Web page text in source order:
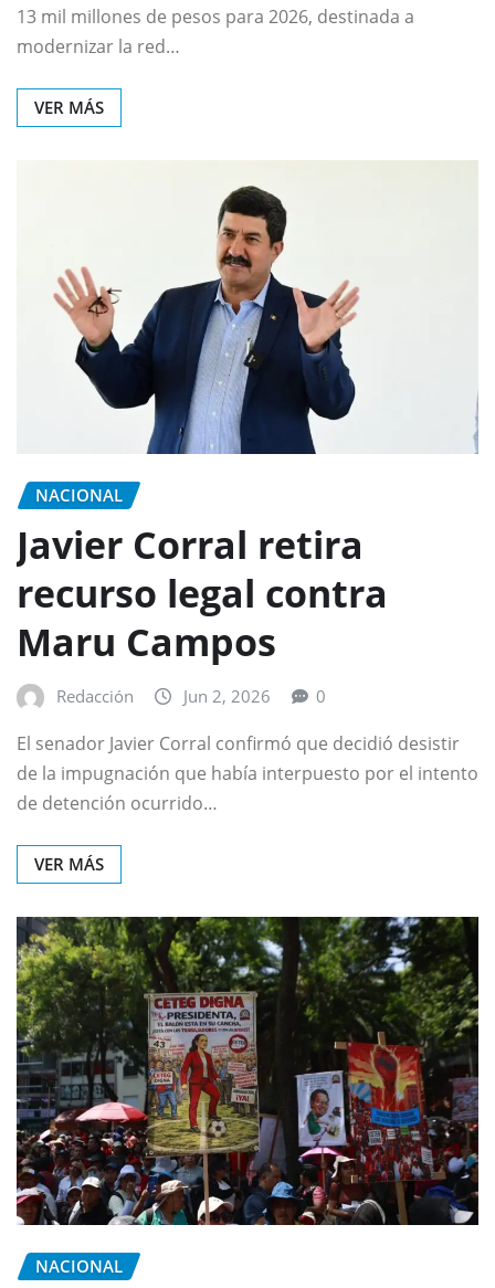
13 mil millones de pesos para 2026, destinada a
modernizar la red…
VER MÁS
NACIONAL
Javier Corral retira
recurso legal contra
Maru Campos
Redacción Jun 2, 2026 0
El senador Javier Corral confirmó que decidió desistir
de la impugnación que había interpuesto por el intento
de detención ocurrido…
VER MÁS
NACIONAL